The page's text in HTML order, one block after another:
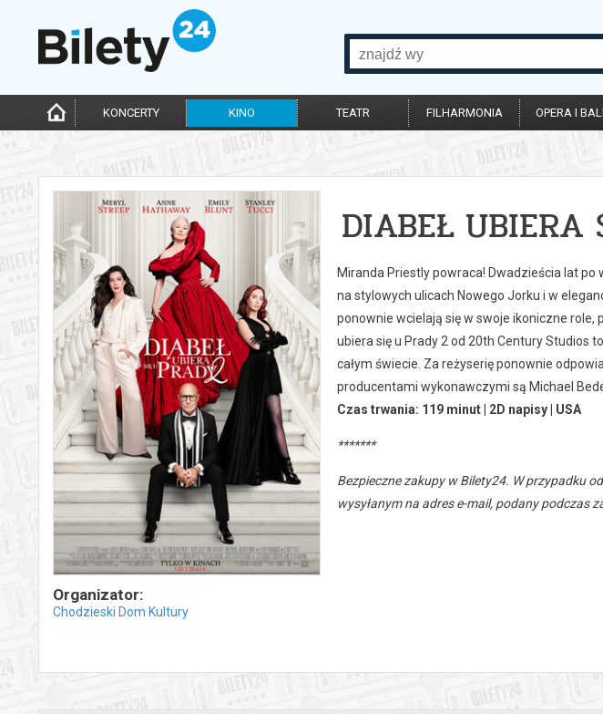
KONCERTY KINO TEATR FILHARMONIA OPERA I
Organizator:
Chodzieski Dom Kultury
DIABEŁ UBIERA
Miranda Priestly powraca! Dwadzieścia lat
na stylowych ulicach Nowego Jorku i w
ponownie wcielają się w swoje ikoniczne role,
ubiera się u Prady 2 od 20th Century Studios
całym świecie. Za reżyserię ponownie
producentami wykonawczymi są Michael
Czas trwania: 119 minut | 2D napisy | USA
*******
Bezpieczne zakupy w Bilety24. W przypadku
wysyłanym na adres e-mail, podany podczas